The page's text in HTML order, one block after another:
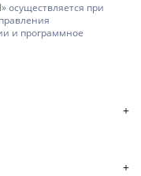
при
и программное